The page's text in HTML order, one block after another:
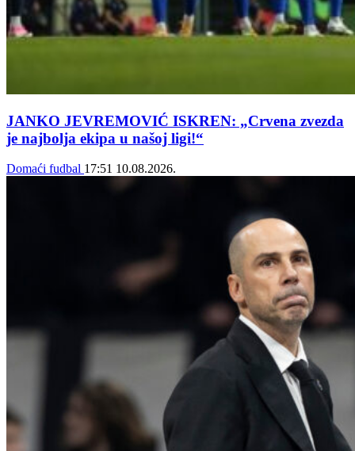
JANKO JEVREMOVIĆ ISKREN: „Crvena zvezda
je najbolja ekipa u našoj ligi!“
Domaći fudbal 17:51 10.08.2026.